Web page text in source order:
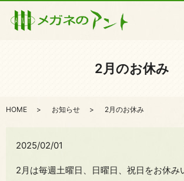
2月のお休み
HOME お知らせ 2月のお休み
2025/02/01
2月は毎週土曜日、日曜日、祝日をお休み